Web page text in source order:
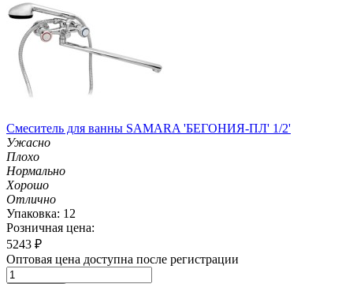
Смеситель для ванны SAMARA 'БЕГОНИЯ-ПЛ' 1/2'
Ужасно
Плохо
Нормально
Хорошо
Отлично
Упаковка: 12
Розничная цена:
5243 ₽
Оптовая цена доступна после регистрации